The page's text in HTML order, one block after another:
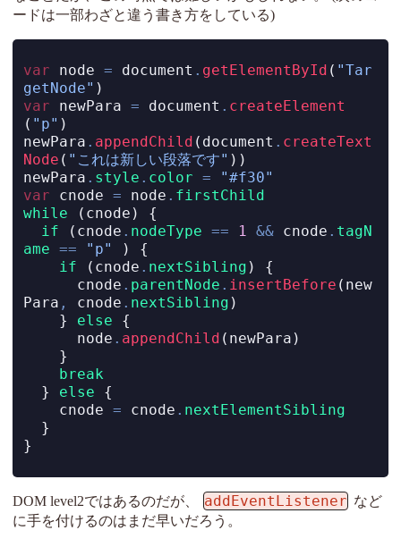
ードは一部わざと違う書き方をしている)
var node = document . getElementById ( "Tar
getNode" )
var newPara = document . createElement
( "p" )
newPara . appendChild ( document . createText
Node ( "これは新しい段落です" ))
newPara . style . color =
"#f30"
var cnode = node . firstChild
while (cnode) {
if (cnode . nodeType == 1 && cnode . tagN
ame == "p"
) {
if (cnode . nextSibling ) {
      cnode
. parentNode . insertBefore (new
Para , cnode . nextSibling )
    }
else {
      node
. appendChild (newPara)
    }
break
  }
else {
    cnode
= cnode . nextElementSibling
  }
}
DOM level2ではあるのだが、 addEventListener など
に手を付けるのはまだ早いだろう。